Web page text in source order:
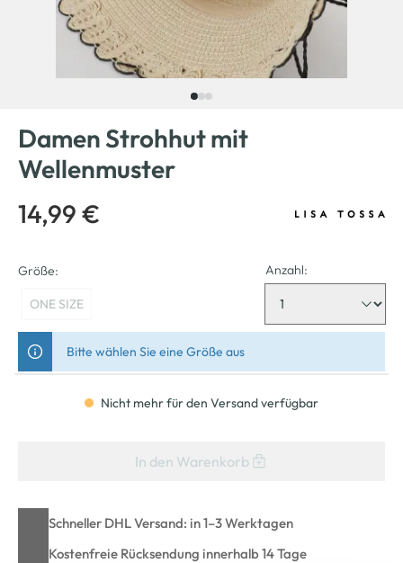
Damen Strohhut mit
Wellenmuster
14,99 €
Größe:
ONE SIZE
Anzahl:
Bitte wählen Sie eine Größe aus
Nicht mehr für den Versand verfügbar
In den Warenkorb
Schneller DHL Versand: in 1–3 Werktagen
Kostenfreie Rücksendung innerhalb 14 Tage